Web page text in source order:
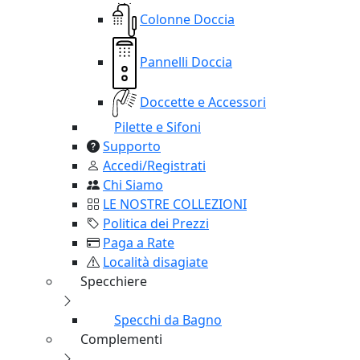
Colonne Doccia
Pannelli Doccia
Doccette e Accessori
Pilette e Sifoni
Supporto
Accedi/Registrati
Chi Siamo
LE NOSTRE COLLEZIONI
Politica dei Prezzi
Paga a Rate
Località disagiate
Specchiere
Specchi da Bagno
Complementi